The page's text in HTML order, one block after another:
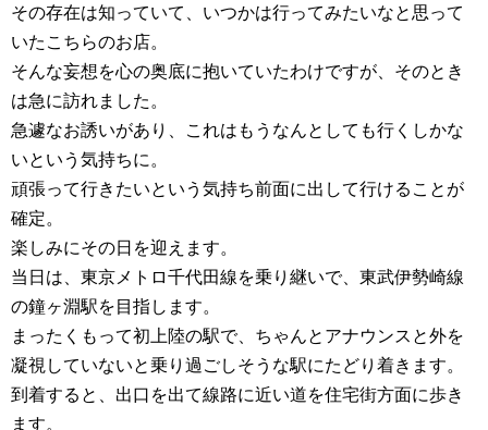
その存在は知っていて、いつかは行ってみたいなと思って
いたこちらのお店。
そんな妄想を心の奥底に抱いていたわけですが、そのとき
は急に訪れました。
急遽なお誘いがあり、これはもうなんとしても行くしかな
いという気持ちに。
頑張って行きたいという気持ち前面に出して行けることが
確定。
楽しみにその日を迎えます。
当日は、東京メトロ千代田線を乗り継いで、東武伊勢崎線
の鐘ヶ淵駅を目指します。
まったくもって初上陸の駅で、ちゃんとアナウンスと外を
凝視していないと乗り過ごしそうな駅にたどり着きます。
到着すると、出口を出て線路に近い道を住宅街方面に歩き
ます。